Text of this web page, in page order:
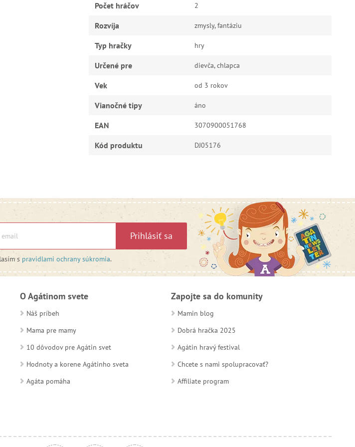
Počet hráčov 2
Rozvíja zmysly, fantáziu
Typ hračky hry
Určené pre dievča, chlapca
Vek od 3 rokov
Vianočné tipy áno
EAN 3070900051768
Kód produktu DJ05176
Prihlásiť sa
s pravidlami ochrany súkromia.
O Agátinom svete
Náš príbeh
Mama pre mamy
10 dôvodov pre Agátin svet
Hodnoty a korene Agátinho sveta
Agáta pomáha
Zapojte sa do komunity
Mamin blog
Dobrá hračka 2025
Agátin hravý festival
Chcete s nami spolupracovať?
Affiliate program